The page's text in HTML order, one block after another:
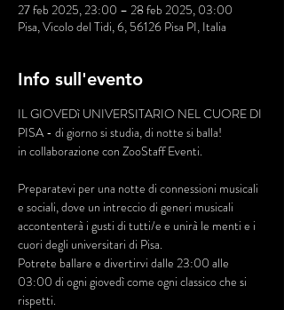
27 feb 2025, 23:00 – 28 feb 2025, 03:00
Pisa, Vicolo del Tidi, 6, 56126 Pisa PI, Italia
Info sull'evento
IL GIOVEDì UNIVERSITARIO NEL CUORE DI
PISA - di giorno si studia, di notte si balla!
in collaborazione con ZooStaff Eventi.
Preparatevi per una notte di connessioni musicali
e sociali, dove un intreccio di generi musicali
accontenterà i gusti di tutti/e e unirà le menti e i
cuori degli universitari di Pisa.
Potrete ballare e divertirvi dalle 23:00 alle
03:00 di ogni giovedì come ogni classico che si
rispetti.